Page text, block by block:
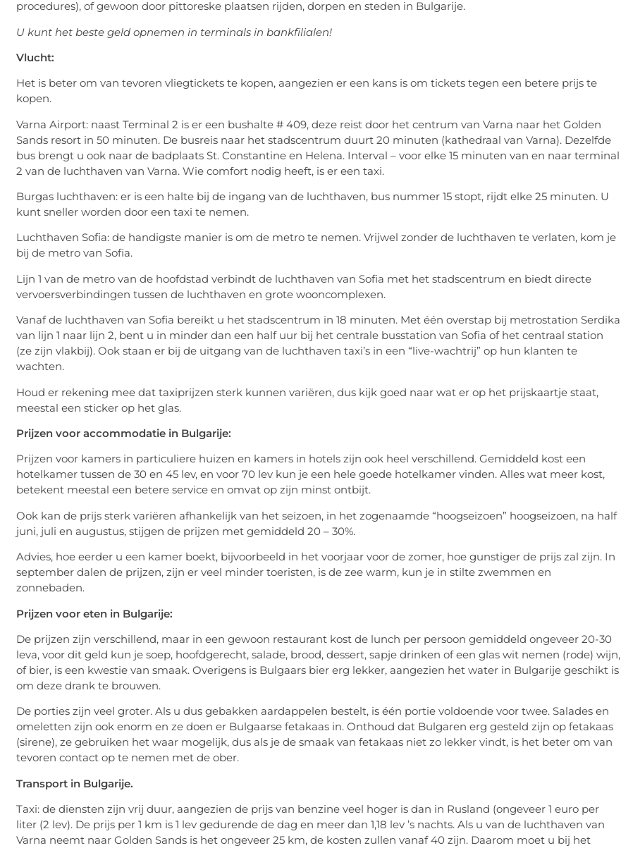
procedures), of gewoon door pittoreske plaatsen rijden, dorpen en steden in Bulgarije.
U kunt het beste geld opnemen in terminals in bankfilialen!
Vlucht:
Het is beter om van tevoren vliegtickets te kopen, aangezien er een kans is om tickets tegen een betere prijs te
kopen.
Varna Airport: naast Terminal 2 is er een bushalte # 409, deze reist door het centrum van Varna naar het Golden
Sands resort in 50 minuten. De busreis naar het stadscentrum duurt 20 minuten (kathedraal van Varna). Dezelfde
bus brengt u ook naar de badplaats St. Constantine en Helena. Interval – voor elke 15 minuten van en naar terminal
2 van de luchthaven van Varna. Wie comfort nodig heeft, is er een taxi.
Burgas luchthaven: er is een halte bij de ingang van de luchthaven, bus nummer 15 stopt, rijdt elke 25 minuten. U
kunt sneller worden door een taxi te nemen.
Luchthaven Sofia: de handigste manier is om de metro te nemen. Vrijwel zonder de luchthaven te verlaten, kom je
bij de metro van Sofia.
Lijn 1 van de metro van de hoofdstad verbindt de luchthaven van Sofia met het stadscentrum en biedt directe
vervoersverbindingen tussen de luchthaven en grote wooncomplexen.
Vanaf de luchthaven van Sofia bereikt u het stadscentrum in 18 minuten. Met één overstap bij metrostation Serdika
van lijn 1 naar lijn 2, bent u in minder dan een half uur bij het centrale busstation van Sofia of het centraal station
(ze zijn vlakbij). Ook staan ​​er bij de uitgang van de luchthaven taxi’s in een “live-wachtrij” op hun klanten te
wachten.
Houd er rekening mee dat taxiprijzen sterk kunnen variëren, dus kijk goed naar wat er op het prijskaartje staat,
meestal een sticker op het glas.
Prijzen voor accommodatie in Bulgarije:
Prijzen voor kamers in particuliere huizen en kamers in hotels zijn ook heel verschillend. Gemiddeld kost een
hotelkamer tussen de 30 en 45 lev, en voor 70 lev kun je een hele goede hotelkamer vinden. Alles wat meer kost,
betekent meestal een betere service en omvat op zijn minst ontbijt.
Ook kan de prijs sterk variëren afhankelijk van het seizoen, in het zogenaamde “hoogseizoen” hoogseizoen, na half
juni, juli en augustus, stijgen de prijzen met gemiddeld 20 – 30%.
Advies, hoe eerder u een kamer boekt, bijvoorbeeld in het voorjaar voor de zomer, hoe gunstiger de prijs zal zijn. In
september dalen de prijzen, zijn er veel minder toeristen, is de zee warm, kun je in stilte zwemmen en
zonnebaden.
Prijzen voor eten in Bulgarije:
De prijzen zijn verschillend, maar in een gewoon restaurant kost de lunch per persoon gemiddeld ongeveer 20-30
leva, voor dit geld kun je soep, hoofdgerecht, salade, brood, dessert, sapje drinken of een glas wit nemen (rode) wijn,
of bier, is een kwestie van smaak. Overigens is Bulgaars bier erg lekker, aangezien het water in Bulgarije geschikt is
om deze drank te brouwen.
De porties zijn veel groter. Als u dus gebakken aardappelen bestelt, is één portie voldoende voor twee. Salades en
omeletten zijn ook enorm en ze doen er Bulgaarse fetakaas in. Onthoud dat Bulgaren erg gesteld zijn op fetakaas
(sirene), ze gebruiken het waar mogelijk, dus als je de smaak van fetakaas niet zo lekker vindt, is het beter om van
tevoren contact op te nemen met de ober.
Transport in Bulgarije.
Taxi: de diensten zijn vrij duur, aangezien de prijs van benzine veel hoger is dan in Rusland (ongeveer 1 euro per
liter (2 lev). De prijs per 1 km is 1 lev gedurende de dag en meer dan 1,18 lev ’s nachts. Als u van de luchthaven van
Varna neemt naar Golden Sands is het ongeveer 25 km, de kosten zullen vanaf 40 zijn. Daarom moet u bij het